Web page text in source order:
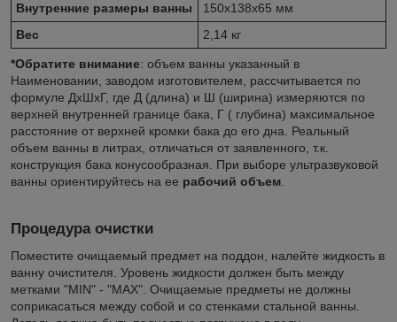
Внутренние размеры ванны
150х138х65 мм
Вес
2,14 кг
*Обратите внимание: объем ванны указанный в
Наименовании, заводом изготовителем, рассчитывается по
формуле ДхШхГ, где Д (длина) и Ш (ширина) измеряются по
верхней внутренней границе бака, Г ( глубина) максимальное
расстояние от верхней кромки бака до его дна. Реальный
объем ванны в литрах, отличаться от заявленного, т.к.
конструкция бака конусообразная. При выборе ультразвуковой
ванны ориентируйтесь на ее рабочий объем.
Процедура очистки
Поместите очищаемый предмет на поддон, налейте жидкость в
ванну очистителя. Уровень жидкости должен быть между
метками "MIN" - "MAX". Очищаемые предметы не должны
соприкасаться между собой и со стенками стальной ванны.